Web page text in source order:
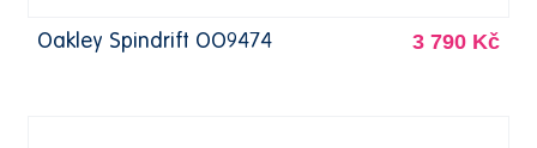
Oakley Spindrift OO9474 3 790 Kč